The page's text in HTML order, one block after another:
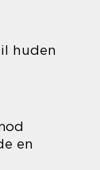
huden
en